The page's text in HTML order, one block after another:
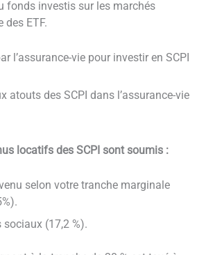
fonds investis sur les marchés
des ETF.
l’assurance-vie pour investir en SCPI
atouts des SCPI dans l’assurance-vie
locatifs des SCPI sont soumis :
selon votre tranche marginale
(17,2 %).